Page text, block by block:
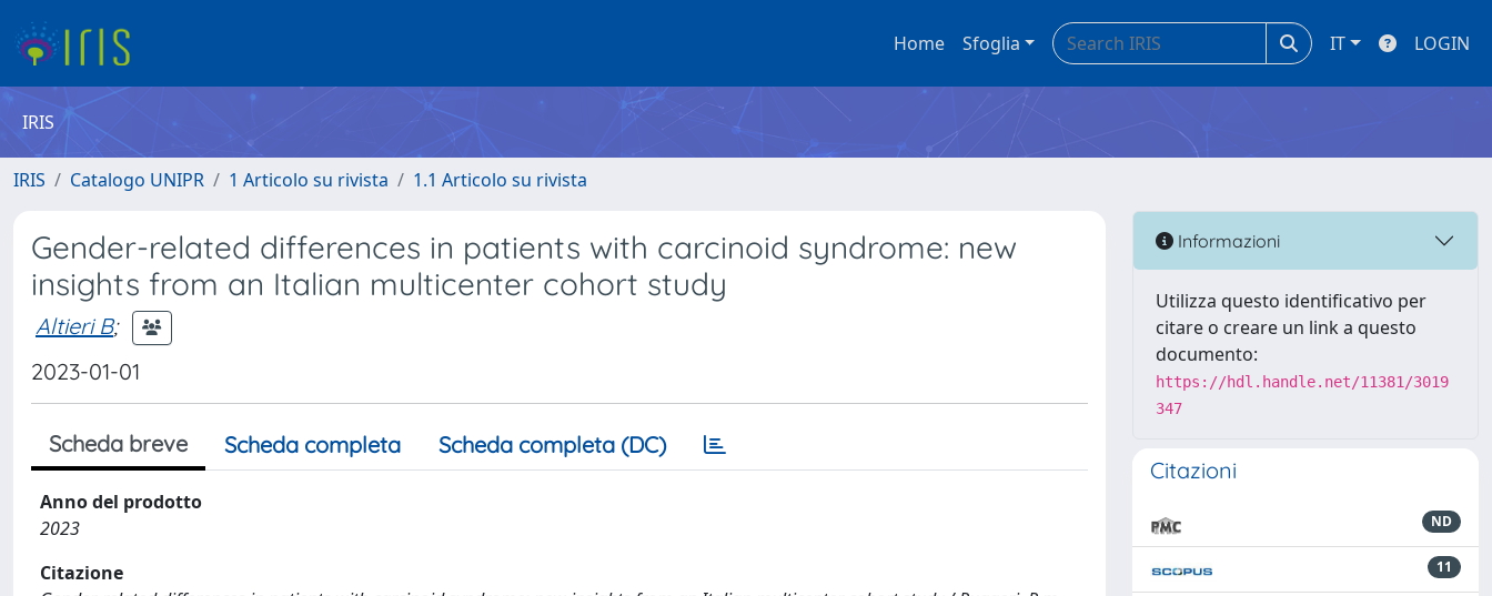
Home Sfoglia IT LOGIN
IRIS
IRIS Catalogo UNIPR 1 Articolo su rivista 1.1 Articolo su rivista
Gender-related differences in patients with carcinoid syndrome: new
insights from an Italian multicenter cohort study
Altieri B;
2023-01-01
Scheda breve Scheda completa Scheda completa (DC)
Anno del prodotto
2023
Citazione
Informazioni
Utilizza questo identificativo per
citare o creare un link a questo
documento:
https://hdl.handle.net/11381/3019
347
Citazioni
ND
11